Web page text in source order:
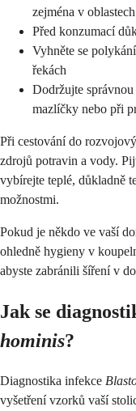
zejména v
Před konzumací
Vyhněte se
řekách
Dodržujte
mazlíčky nebo při
Při cestování do
zdrojů potravin a vody.
vybírejte teplé, důkladně
možnostmi.
Pokud je někdo ve vaší
ohledně hygieny v
abyste zabránili šíření v
Jak se
hominis?
Diagnostika infekce
vyšetření vzorků vaší